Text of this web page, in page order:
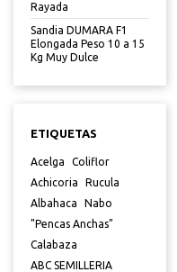
Rayada
Sandia DUMARA F1
Elongada Peso 10 a 15
Kg Muy Dulce
ETIQUETAS
Acelga
Coliflor
Achicoria
Rucula
Albahaca
Nabo
"Pencas Anchas"
Calabaza
ABC SEMILLERIA